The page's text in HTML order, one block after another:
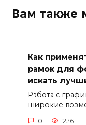
Вам также
Как
рамок для
искать
Работа с
широкие
0 236